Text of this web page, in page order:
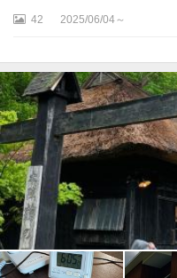
42 2025/06/04～